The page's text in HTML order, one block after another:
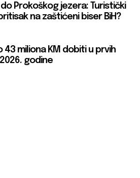
Prokoškog jezera: Turistički
na zaštićeni biser BiH?
miliona KM dobiti u prvih
godine